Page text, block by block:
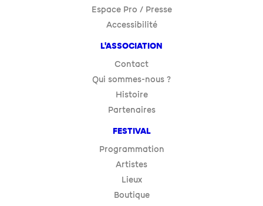
Espace Pro / Presse
Accessibilité
L'ASSOCIATION
Contact
Qui sommes-nous ?
Histoire
Partenaires
FESTIVAL
Programmation
Artistes
Lieux
Boutique